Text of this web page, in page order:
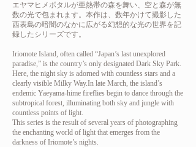
エヤマヒメボタルが亜熱帯の森を舞い、空と森が無
数の光で包まれます。本作は、数年かけて撮影した
西表島の暗闇のなかに広がる幻想的な光の世界を記
録したシリーズです。
Iriomote Island, often called “Japan’s last unexplored
paradise,” is the country’s only designated Dark Sky Park.
Here, the night sky is adorned with countless stars and a
clearly visible Milky Way.In late March, the island’s
endemic Yaeyama-hime fireflies begin to dance through the
subtropical forest, illuminating both sky and jungle with
countless points of light.
This series is the result of several years of photographing
the enchanting world of light that emerges from the
darkness of Iriomote’s nights.